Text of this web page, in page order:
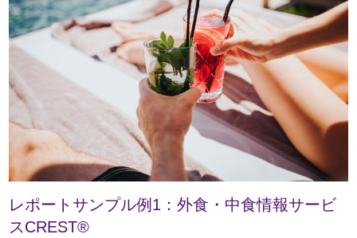
レポートサンプル例1：外食・中食情報サービ
スCREST®